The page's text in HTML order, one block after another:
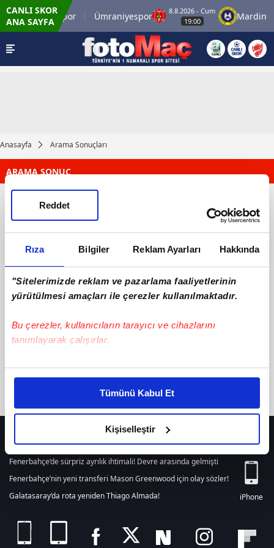
Rıza Bilgiler Reklam Ayarları Hakkında
"Sitelerimizde reklam ve pazarlama faaliyetlerinin
yürütülmesi amaçları ile çerezler kullanılmaktadır.
Bu çerezler, kullanıcıların tarayıcı ve cihazlarını
tanımlayarak çalışırlar.
Bu çerezlere izin vermeniz halinde sizlere özel
daha iyi reklam deneyimi yaşatabiliriz. Bunu yaparken
amacımızın size daha iyi bir reklam deneyimi sunmak
olduğunu ve sizlere en iyi içerikleri sunabilmek adına
elimizden gelen çabayı gösterdiğimizi ve bu noktada,
reklamların maliyetlerimizi karşılamak noktasında tek gelir
Her halükârda, kullanıcılar, bu çerezlere izin vermedikleri
gösterilmeyecektir."
Tümünü Kabul Et
Kişiselleştir
Reddet
CANLI SKOR
ANA SAYFA
İstanbulspor Ümraniyespor
8.8.2026 - Cum
19:00
Mardin
Anasayfa Arama Sonuçları
ARAMA SONUÇ
텔레:bpmc55÷○위고비안전거래마운자로운동ile ilgili içerik
bulunamamıştır. Arama alanından yeni bir arama
listelemek içintıklayınız.
HER YERDE!
Fenerbahçe’de sürpriz ayrılık ihtimali! Devre arasında gelmişti
Fenerbahçe’nin yeni transferi Mason Greenwood için olay sözler!
Galatasaray’da rota yeniden Thiago Almada!
iPhone